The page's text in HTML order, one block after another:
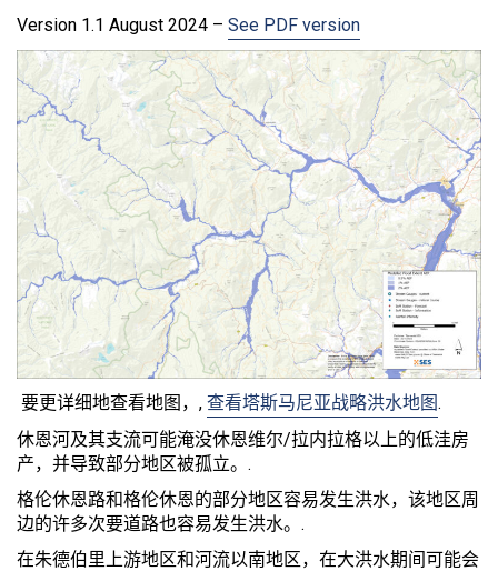
Version 1.1 August 2024 – See PDF version
要更详细地查看地图，, 查看塔斯马尼亚战略洪水地图.
休恩河及其支流可能淹没休恩维尔/拉内拉格以上的低洼房
产，并导致部分地区被孤立。.
格伦休恩路和格伦休恩的部分地区容易发生洪水，该地区周
边的许多次要道路也容易发生洪水。.
在朱德伯里上游地区和河流以南地区，在大洪水期间可能会